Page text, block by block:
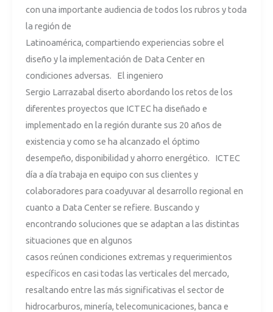
con una importante audiencia de todos los rubros y toda
la región de
Latinoamérica, compartiendo experiencias sobre el
diseño y la implementación de Data Center en
condiciones adversas. El ingeniero
Sergio Larrazabal diserto abordando los retos de los
diferentes proyectos que ICTEC ha diseñado e
implementado en la región durante sus 20 años de
existencia y como se ha alcanzado el óptimo
desempeño, disponibilidad y ahorro energético. ICTEC
día a día trabaja en equipo con sus clientes y
colaboradores para coadyuvar al desarrollo regional en
cuanto a Data Center se refiere. Buscando y
encontrando soluciones que se adaptan a las distintas
situaciones que en algunos
casos reúnen condiciones extremas y requerimientos
específicos en casi todas las verticales del mercado,
resaltando entre las más significativas el sector de
hidrocarburos, minería, telecomunicaciones, banca e